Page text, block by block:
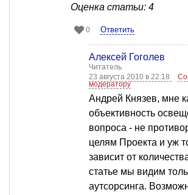
Оценка статьи: 4
0 Ответить
Алексей Гоголев
Читатель
23 августа 2010 в 22:18
модератору
Андрей Князев, мне
объективность
вопроса - не
целям Проекта и уж
зависит от
статье мы видим
аутсорсинга.